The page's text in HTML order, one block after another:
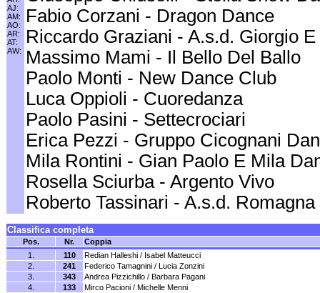
AJ:
AM:
AO:
AR:
AT:
AW:
Fabio Corzani - Dragon Dance
Riccardo Graziani - A.s.d. Giorgio
Massimo Mami - Il Bello Del Ballo
Paolo Monti - New Dance Club
Luca Oppioli - Cuoredanza
Paolo Pasini - Settecrociari
Erica Pezzi - Gruppo Cicognani
Mila Rontini - Gian Paolo E Mila
Rosella Sciurba - Argento Vivo
Roberto Tassinari - A.s.d.
Classifica completa
Pos. Nr.
Coppia
1.
110
Redian Halleshi / Isabel Matteucci
2.
241
Federico Tamagnini / Lucia Zonzini
3.
343
Andrea Pizzichillo / Barbara Pagani
4.
133
Mirco Pacioni / Michelle Menni